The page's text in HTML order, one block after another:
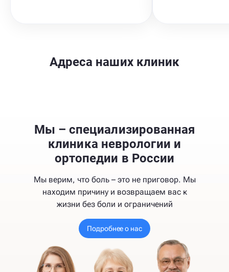
Адреса наших клиник
Мы – специализированная
клиника неврологии и
ортопедии в России
Мы верим, что боль – это не приговор. Мы
находим причину и возвращаем вас к
жизни без боли и ограничений
Подробнее о нас